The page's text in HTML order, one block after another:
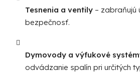
Tesnenia a ventily – zabraňujú
bezpečnosť.
Dymovody a výfukové
odvádzanie spalín pri určitých